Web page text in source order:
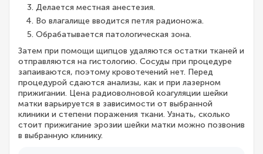
Делается местная анестезия.
Во влагалище вводится петля радионожа.
Обрабатывается патологическая зона.
Затем при помощи щипцов удаляются остатки тканей и
отправляются на гистологию. Сосуды при процедуре
запаиваются, поэтому кровотечений нет. Перед
процедурой сдаются анализы, как и при лазерном
прижигании. Цена радиоволновой коагуляции шейки
матки варьируется в зависимости от выбранной
клиники и степени поражения ткани. Узнать, сколько
стоит прижигание эрозии шейки матки можно позвонив
в выбранную клинику.